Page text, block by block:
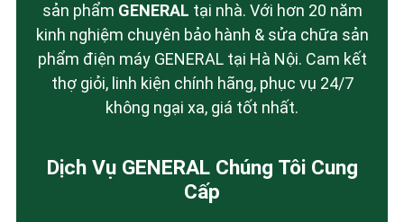
sản phẩm GENERAL tại nhà. Với hơn 20 năm
kinh nghiệm chuyên bảo hành & sửa chữa sản
phẩm điện máy GENERAL tại Hà Nội. Cam kết
thợ giỏi, linh kiện chính hãng, phục vụ 24/7
không ngại xa, giá tốt nhất.
Dịch Vụ GENERAL Chúng Tôi Cung
Cấp